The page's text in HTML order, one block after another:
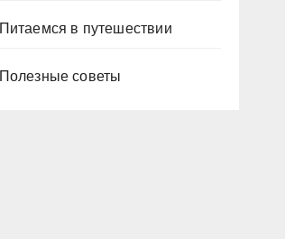
Питаемся в путешествии
Полезные советы